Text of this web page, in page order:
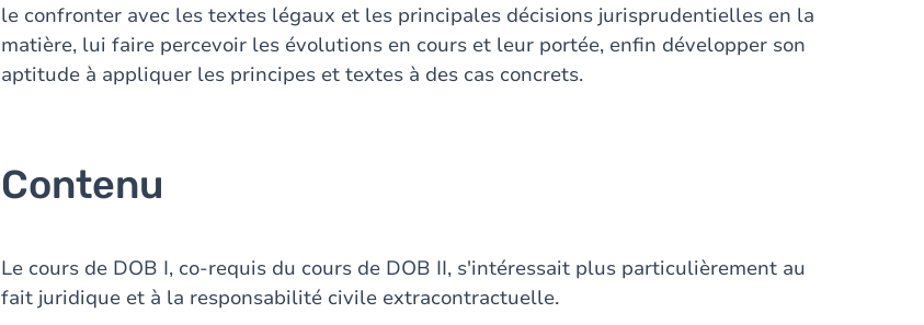
le confronter avec les textes légaux et les principales décisions jurisprudentielles en la
matière, lui faire percevoir les évolutions en cours et leur portée, enfin développer son
aptitude à appliquer les principes et textes à des cas concrets.
Contenu
Le cours de DOB I, co-requis du cours de DOB II, s'intéressait plus particulièrement au
fait juridique et à la responsabilité civile extracontractuelle.